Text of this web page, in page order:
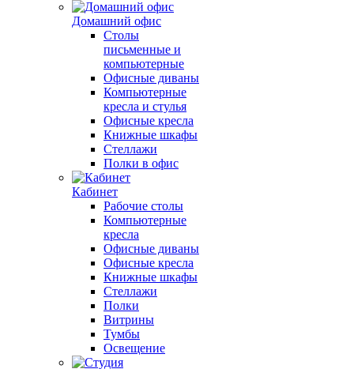
Домашний офис
Столы
письменные и
компьютерные
Офисные диваны
Компьютерные
кресла и стулья
Офисные кресла
Книжные шкафы
Стеллажи
Полки в офис
Кабинет
Рабочие столы
Компьютерные
кресла
Офисные диваны
Офисные кресла
Книжные шкафы
Стеллажи
Полки
Витрины
Тумбы
Освещение